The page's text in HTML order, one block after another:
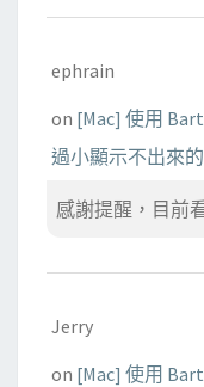
ephrain
on [Mac] 使用
過小顯示不出來
感謝提醒，目前
Jerry
on [Mac] 使用